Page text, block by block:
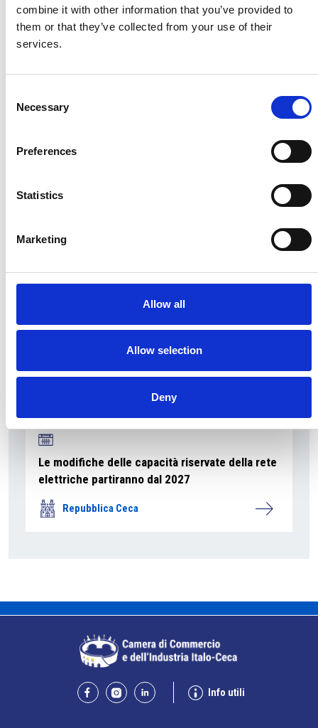
combine it with other information that you’ve provided to
them or that they’ve collected from your use of their
services.
Selection
Necessary
Preferences
Statistics
Marketing
Allow all
Allow selection
Deny
primo semestre
Repubblica Ceca
Le modifiche delle capacità riservate della rete
elettriche partiranno dal 2027
Repubblica Ceca
Info utili